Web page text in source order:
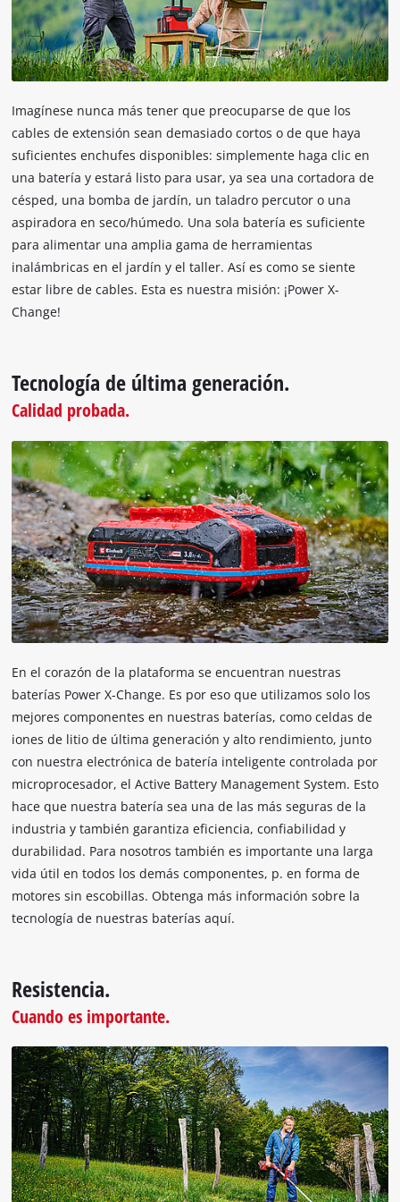
of
technologies
used.
Powered
Usercentrics
Consent
Management
Platform
Imagínese nunca más tener que preocuparse de que los
cables de extensión sean demasiado cortos o de que haya
suficientes enchufes disponibles: simplemente haga clic en
una batería y estará listo para usar, ya sea una cortadora de
césped, una bomba de jardín, un taladro percutor o una
aspiradora en seco/húmedo. Una sola batería es suficiente
para alimentar una amplia gama de herramientas
inalámbricas en el jardín y el taller. Así es como se siente
estar libre de cables. Esta es nuestra misión: ¡Power X-
Change!
Tecnología de última generación.
Calidad probada.
En el corazón de la plataforma se encuentran nuestras
baterías Power X-Change. Es por eso que utilizamos solo los
mejores componentes en nuestras baterías, como celdas de
iones de litio de última generación y alto rendimiento, junto
con nuestra electrónica de batería inteligente controlada por
microprocesador, el Active Battery Management System. Esto
hace que nuestra batería sea una de las más seguras de la
industria y también garantiza eficiencia, confiabilidad y
durabilidad. Para nosotros también es importante una larga
vida útil en todos los demás componentes, p. en forma de
motores sin escobillas. Obtenga más información sobre la
tecnología de nuestras baterías aquí.
Resistencia.
Cuando es importante.